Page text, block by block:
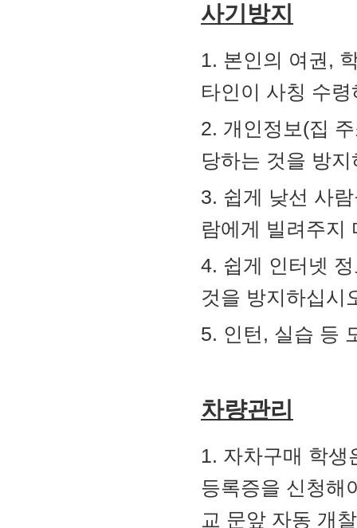
사기방지
1. 본인의 여권,
타인이 사칭 수
2. 개인정보(집
당하는 것을 방
3. 쉽게 낮선 사
람에게 빌려주지
4. 쉽게 인터넷
것을 방지하십시
5. 인턴, 실습 등
차량관리
1. 자차구매 학생
등록증을 신청해
교 문앞 자동 개